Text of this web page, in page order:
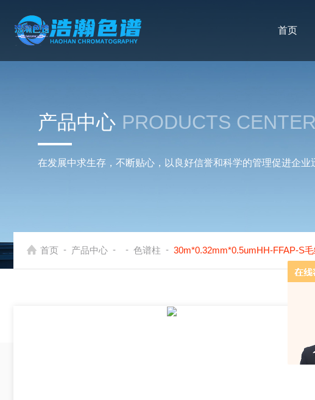
首页
产品中心 PRODUCTS CENTER
在发展中求生存，不断贴心，以良好信誉和科学的管理促进企业
首页 - 产品中心 - - 色谱柱 - 30m*0.32mm*0.5umHH-FFAP-S